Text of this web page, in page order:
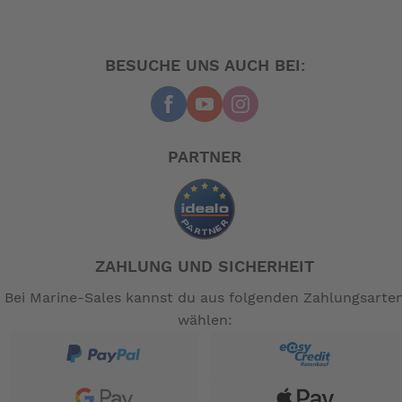
zugängliches Rahmenschloß, hydraulische
Scheibenbremsen verstellbarer und abklappbarer
Das sind Gründe für das Tern NBD in der Kompakt-
Kommen Sie probefahren,Sie werden begeistert sein.
Das Tern NBD P8i ist ein Kompaktrad, welches ideal für
oder klein, Anfänger oder Profi. Möglich ist dies durch
die niedrige Überstandshöhe von nur 39 cm.
Mit den verbauten Gepäckträger, lässt es sich wie auch
schon das Tern Gsd und Hsd, sogar senkrecht parken
um noch weniger Platz einzunehmen.
BESUCHE UNS AUCH BEI:
PARTNER
ZAHLUNG UND SICHERHEIT
Bei Marine-Sales kannst du aus folgenden
wählen: